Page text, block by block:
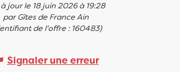
jour le 18 juin 2026 à 19:28
par Gîtes de France Ain
de l'offre : 160483)
Signaler une erreur